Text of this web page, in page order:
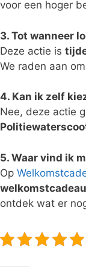
voor een hoger
3. Tot wanneer
Deze actie is
We raden aan
4. Kan ik zelf
Nee, deze actie
5. Waar vind ik
Op
ontdek wat er